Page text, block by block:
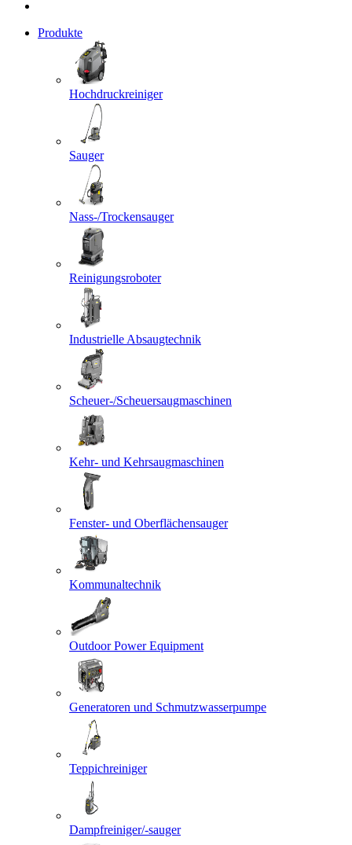
Produkte
Hochdruckreiniger
Sauger
Nass-/Trockensauger
Reinigungsroboter
Industrielle Absaugtechnik
Scheuer-/Scheuersaugmaschinen
Kehr- und Kehrsaugmaschinen
Fenster- und Oberflächensauger
Kommunaltechnik
Outdoor Power Equipment
Generatoren und Schmutzwasserpumpe
Teppichreiniger
Dampfreiniger/-sauger